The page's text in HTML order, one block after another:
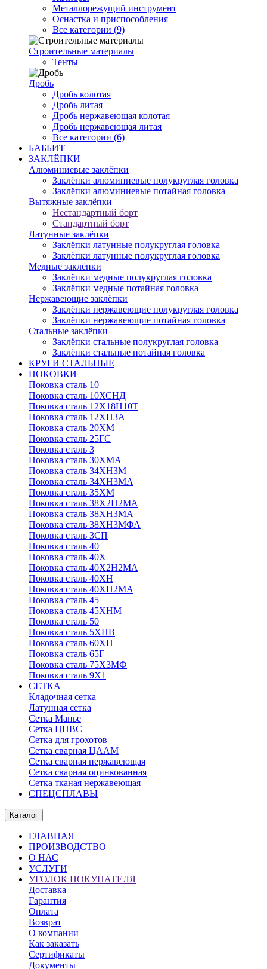
Металлорежущий инструмент
Оснастка и приспособления
Все категории (9)
Строительные материалы
Тенты
Дробь
Дробь колотая
Дробь литая
Дробь нержавеющая колотая
Дробь нержавеющая литая
Все категории (6)
БАББИТ
ЗАКЛЁПКИ
Алюминиевые заклёпки
Заклёпки алюминиевые полукруглая головка
Заклёпки алюминиевые потайная головка
Вытяжные заклёпки
Нестандартный борт
Стандартный борт
Латунные заклёпки
Заклёпки латунные полукруглая головка
Заклёпки латунные полукруглая головка
Медные заклёпки
Заклёпки медные полукруглая головка
Заклёпки медные потайная головка
Нержавеющие заклёпки
Заклёпки нержавеющие полукруглая головка
Заклёпки нержавеющие потайная головка
Стальные заклёпки
Заклёпки стальные полукруглая головка
Заклёпки стальные потайная головка
КРУГИ СТАЛЬНЫЕ
ПОКОВКИ
Поковка сталь 10
Поковка сталь 10ХСНД
Поковка сталь 12Х18Н10Т
Поковка сталь 12ХН3А
Поковка сталь 20ХМ
Поковка сталь 25ГС
Поковка сталь 3
Поковка сталь 30ХМА
Поковка сталь 34ХН3М
Поковка сталь 34ХН3МА
Поковка сталь 35ХМ
Поковка сталь 38Х2Н2МА
Поковка сталь 38ХН3МА
Поковка сталь 38ХН3МФА
Поковка сталь 3СП
Поковка сталь 40
Поковка сталь 40Х
Поковка сталь 40Х2Н2МА
Поковка сталь 40ХН
Поковка сталь 40ХН2МА
Поковка сталь 45
Поковка сталь 45ХНМ
Поковка сталь 50
Поковка сталь 5ХНВ
Поковка сталь 60ХН
Поковка сталь 65Г
Поковка сталь 75Х3МФ
Поковка сталь 9Х1
СЕТКА
Кладочная сетка
Латунная сетка
Сетка Манье
Сетка ЦПВС
Сетка для грохотов
Сетка сварная ЦААМ
Сетка сварная нержавеющая
Сетка сварная оцинкованная
Сетка тканая нержавеющая
СПЕЦСПЛАВЫ
Каталог
ГЛАВНАЯ
ПРОИЗВОДСТВО
О НАС
УСЛУГИ
УГОЛОК ПОКУПАТЕЛЯ
Доставка
Гарантия
Оплата
Возврат
О компании
Как заказать
Сертификаты
Документы